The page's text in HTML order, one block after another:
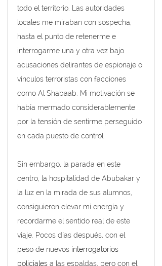
todo el territorio. Las autoridades
locales me miraban con sospecha,
hasta el punto de retenerme e
interrogarme una y otra vez bajo
acusaciones delirantes de espionaje o
vínculos terroristas con facciones
como Al Shabaab. Mi motivación se
había mermado considerablemente
por la tensión de sentirme perseguido
en cada puesto de control.
Sin embargo, la parada en este
centro, la hospitalidad de Abubakar y
la luz en la mirada de sus alumnos,
consiguieron elevar mi energía y
recordarme el sentido real de este
viaje. Pocos días después, con el
peso de nuevos interrogatorios
policiales a las espaldas, pero con el